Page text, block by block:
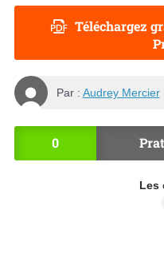
Téléchargez
Par : Audrey Mercier
0
Les